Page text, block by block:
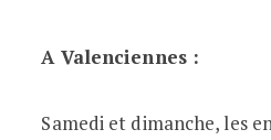
A Valenciennes :
Samedi et dimanche, les